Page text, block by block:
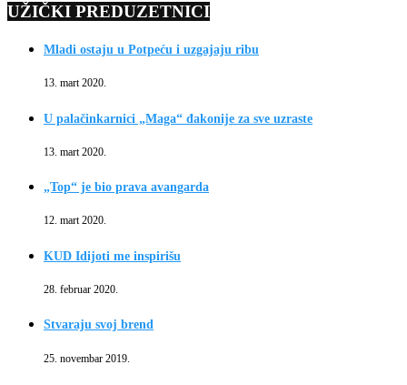
UŽIČKI PREDUZETNICI
Mladi ostaju u Potpeću i uzgajaju ribu
13. mart 2020.
U palačinkarnici „Maga“ đakonije za sve uzraste
13. mart 2020.
„Top“ je bio prava avangarda
12. mart 2020.
KUD Idijoti me inspirišu
28. februar 2020.
Stvaraju svoj brend
25. novembar 2019.